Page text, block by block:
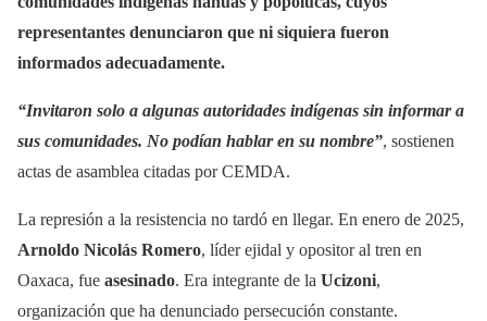
representantes denunciaron que ni siquiera fueron
informados adecuadamente.
“Invitaron solo a algunas autoridades indígenas sin informar a
sus comunidades. No podían hablar en su nombre”, sostienen
actas de asamblea citadas por CEMDA.
La represión a la resistencia no tardó en llegar. En enero de 2025,
Arnoldo Nicolás Romero, líder ejidal y opositor al tren en
Oaxaca, fue asesinado. Era integrante de la Ucizoni,
organización que ha denunciado persecución constante.